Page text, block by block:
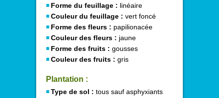
Forme du feuillage : linéaire
Couleur du feuillage : vert foncé
Forme des fleurs : papilionacée
Couleur des fleurs : jaune
Forme des fruits : gousses
Couleur des fruits : gris
Plantation :
Type de sol : tous sauf asphyxiants